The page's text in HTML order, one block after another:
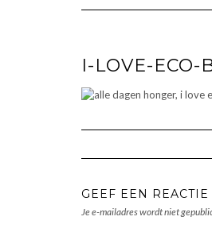
I-LOVE-ECO-
GEEF EEN REACTIE
Je e-mailadres wordt niet